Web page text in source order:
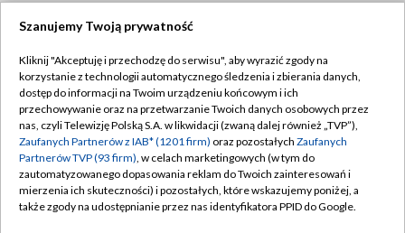
TVP
Abonament TVP
Emisja w TVP
Centrum informacji TVP
Naziemna Telewizja Cyfrowa
Regulamin TVP
Polityka prywatności
Moje zgody
Pomoc
Szanujemy Twoją prywatność
Kliknij "Akceptuję i przechodzę do serwisu", aby wyrazić zgody na
korzystanie z technologii automatycznego śledzenia i zbierania danych,
dostęp do informacji na Twoim urządzeniu końcowym i ich
przechowywanie oraz na przetwarzanie Twoich danych osobowych przez
nas, czyli Telewizję Polską S.A. w likwidacji (zwaną dalej również „TVP”),
Zaufanych Partnerów z IAB* (1201 firm) oraz pozostałych Zaufanych
Partnerów TVP (93 firm), w celach marketingowych (w tym do
zautomatyzowanego dopasowania reklam do Twoich zainteresowań i
mierzenia ich skuteczności) i pozostałych, które wskazujemy poniżej, a
także zgody na udostępnianie przez nas identyfikatora PPID do Google.